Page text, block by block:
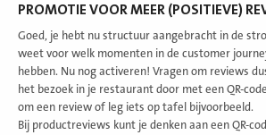
PROMOTIE VOOR MEER (POSITIEVE)
Goed, je hebt nu structuur aangebracht in de
weet voor welk momenten in de customer
hebben. Nu nog activeren! Vragen om reviews
het bezoek in je restaurant door met een QR-
om een review of leg iets op tafel bijvoorbeeld.
Bij productreviews kunt je denken aan een QR-